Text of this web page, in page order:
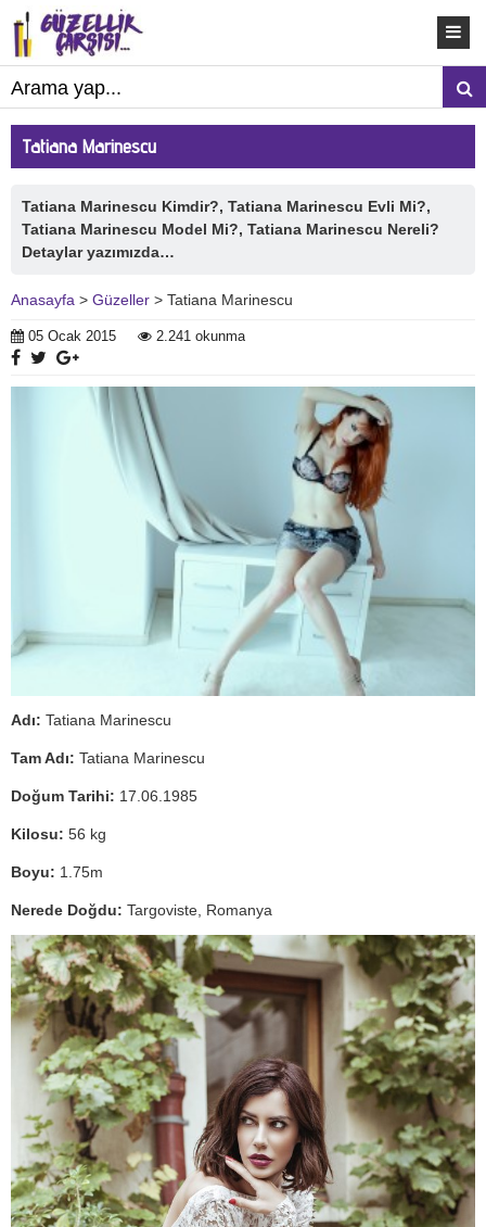
Tatiana Marinescu
Tatiana Marinescu Kimdir?, Tatiana Marinescu Evli Mi?,
Tatiana Marinescu Model Mi?, Tatiana Marinescu Nereli?
Detaylar yazımızda…
Anasayfa > Güzeller > Tatiana Marinescu
05 Ocak 2015 2.241 okunma
Adı: Tatiana Marinescu
Tam Adı: Tatiana Marinescu
Doğum Tarihi: 17.06.1985
Kilosu: 56 kg
Boyu: 1.75m
Nerede Doğdu: Targoviste, Romanya